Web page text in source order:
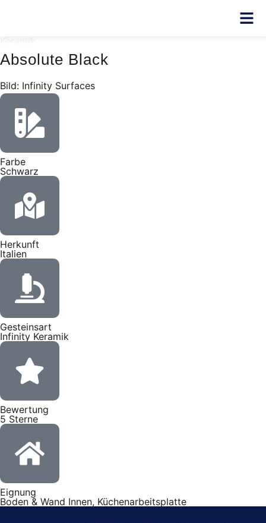
Keramik
Absolute Black
Bild: Infinity Surfaces
Farbe
Schwarz
Herkunft
Italien
Gesteinsart
Infinity Keramik
Bewertung
5 Sterne
Eignung
Boden & Wand Innen, Küchenarbeitsplatte